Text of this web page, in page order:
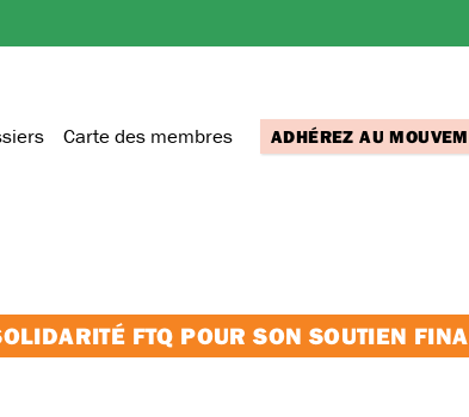
Carte des membres ADHÉREZ AU
FTQ POUR SON SOUTIEN